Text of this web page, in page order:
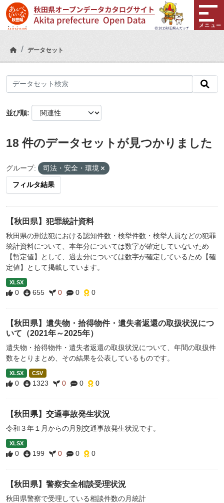
Skip to main content
メニュー
データセット
並び順
18 件のデータセットが見つかりました
グループ: 司法・安全・環境
フィルタ結果
【秋田県】犯罪統計資料
秋田県の刑法犯における認知件数・検挙件数・検挙人員などの犯罪
統計資料について、本年分については数字が確定していないため
【暫定値】として、過去分については数字が確定しているため【確
定値】として掲載しています。
XLSX
0 655 0 0 0
【秋田県】遺失物・拾得物件・遺失者返還の取扱状況につ
いて（2021年～2025年）
遺失物・拾得物件・遺失者返還の取扱状況について、年間の取扱件
数をとりまとめ、その結果を公表しているものです。
XLSX CSV
0 1323 0 0 0
【秋田県】交通事故発生状況
令和３年１月からの月別交通事故発生状況です。
XLSX
0 199 0 0 0
【秋田県】警察安全相談受理状況
秋田県警察で受理している相談件数の月統計